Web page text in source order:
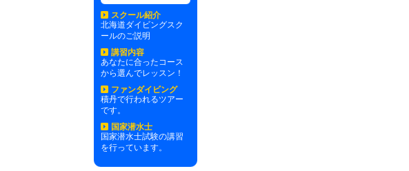
スクール紹介
北海道ダイビングスク
ールのご説明
講習内容
あなたに合ったコース
から選んでレッスン！
ファンダイビング
積丹で行われるツアー
です。
国家潜水士
国家潜水士試験の講習
を行っています。